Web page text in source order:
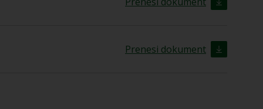
Prenesi dokument